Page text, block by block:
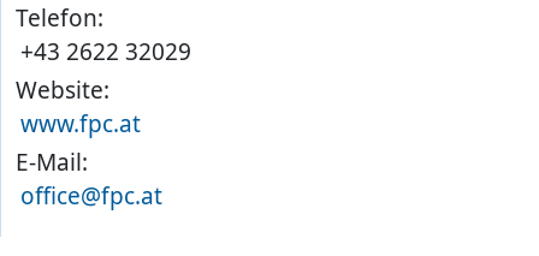
Telefon:
+43 2622 32029
Website:
www.fpc.at
E-Mail:
office@fpc.at